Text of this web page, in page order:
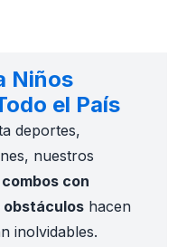
Niños
el País
deportes,
nuestros
con
obstáculos hacen
inolvidables.